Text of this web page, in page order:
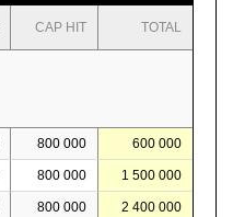
CAP HIT TOTAL
800 000 600 000
800 000 1 500 000
800 000 2 400 000